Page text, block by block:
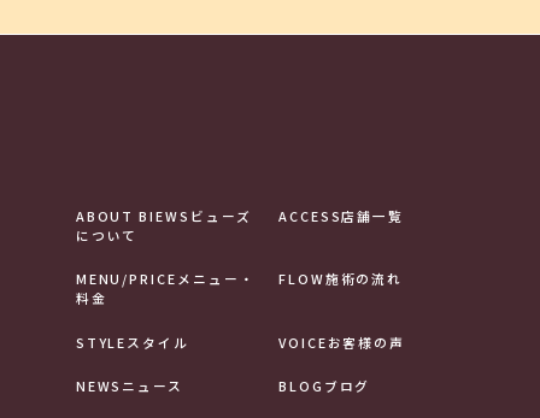
ABOUT BIEWS ビューズ
について
ACCESS店舗一覧
MENU/PRICE メニュー・
料金
FLOW施術の流れ
STYLE スタイル VOICEお客様の声
NEWS ニュース BLOG ブログ